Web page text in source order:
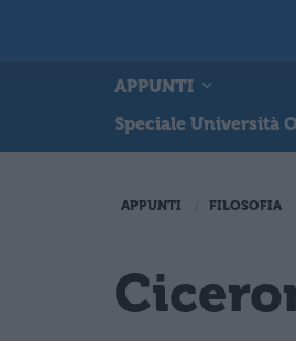
APPUNTI
Speciale Università
APPUNTI FILOSOFIA